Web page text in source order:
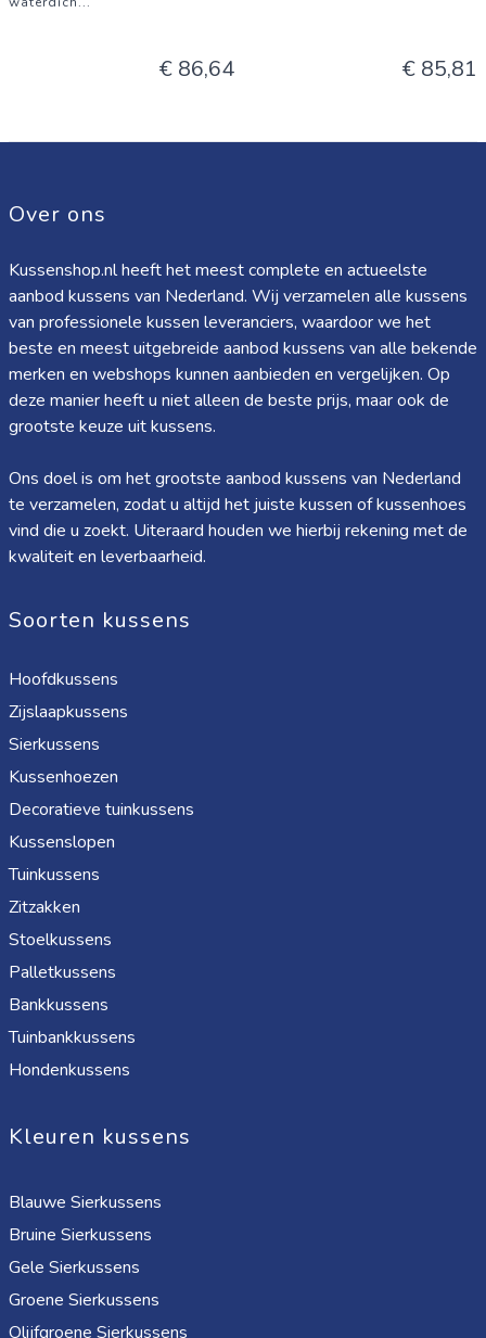
€ 86,64 € 85,81
Over ons
Kussenshop.nl heeft het meest complete en actueelste
aanbod kussens van Nederland. Wij verzamelen alle kussens
van professionele kussen leveranciers, waardoor we het
beste en meest uitgebreide aanbod kussens van alle bekende
merken en webshops kunnen aanbieden en vergelijken. Op
deze manier heeft u niet alleen de beste prijs, maar ook de
grootste keuze uit kussens.
Ons doel is om het grootste aanbod kussens van Nederland
te verzamelen, zodat u altijd het juiste kussen of kussenhoes
vind die u zoekt. Uiteraard houden we hierbij rekening met de
kwaliteit en leverbaarheid.
Soorten kussens
Hoofdkussens
Zijslaapkussens
Sierkussens
Kussenhoezen
Decoratieve tuinkussens
Kussenslopen
Tuinkussens
Zitzakken
Stoelkussens
Palletkussens
Bankkussens
Tuinbankkussens
Hondenkussens
Kleuren kussens
Blauwe Sierkussens
Bruine Sierkussens
Gele Sierkussens
Groene Sierkussens
Olijfgroene Sierkussens